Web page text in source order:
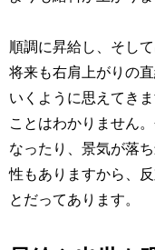
順調に昇給し、そし
将来も右肩上がりの
いくように思えてき
ことはわかりません
なったり、景気が落
性もありますから、
とだってあります。